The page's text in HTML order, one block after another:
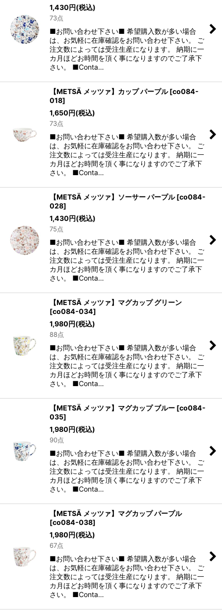
1,430円(税込)
73点
■お問い合わせ下さい■ 希望購入数が多い場合
は、お気軽に在庫確認をお問い合わせ下さい。 ご
注文数によっては受注生産になります。 納期に一
カ月ほどお時間を頂く事になりますのでご了承下
さい。 ■Conta…
【METSÄ メッツァ】カップ パープル [co084-
018]
1,650円(税込)
73点
■お問い合わせ下さい■ 希望購入数が多い場合
は、お気軽に在庫確認をお問い合わせ下さい。 ご
注文数によっては受注生産になります。 納期に一
カ月ほどお時間を頂く事になりますのでご了承下
さい。 ■Conta…
【METSÄ メッツァ】ソーサー パープル [co084-
028]
1,430円(税込)
75点
■お問い合わせ下さい■ 希望購入数が多い場合
は、お気軽に在庫確認をお問い合わせ下さい。 ご
注文数によっては受注生産になります。 納期に一
カ月ほどお時間を頂く事になりますのでご了承下
さい。 ■Conta…
【METSÄ メッツァ】マグカップ グリーン
[co084-034]
1,980円(税込)
88点
■お問い合わせ下さい■ 希望購入数が多い場合
は、お気軽に在庫確認をお問い合わせ下さい。 ご
注文数によっては受注生産になります。 納期に一
カ月ほどお時間を頂く事になりますのでご了承下
さい。 ■Conta…
【METSÄ メッツァ】マグカップ ブルー [co084-
035]
1,980円(税込)
90点
■お問い合わせ下さい■ 希望購入数が多い場合
は、お気軽に在庫確認をお問い合わせ下さい。 ご
注文数によっては受注生産になります。 納期に一
カ月ほどお時間を頂く事になりますのでご了承下
さい。 ■Conta…
【METSÄ メッツァ】マグカップ パープル
[co084-038]
1,980円(税込)
67点
■お問い合わせ下さい■ 希望購入数が多い場合
は、お気軽に在庫確認をお問い合わせ下さい。 ご
注文数によっては受注生産になります。 納期に一
カ月ほどお時間を頂く事になりますのでご了承下
さい。 ■Conta…